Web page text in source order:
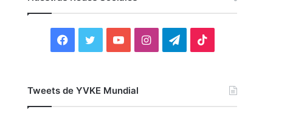
F
c
i
Y
u
I
T
Tweets de YVKE Mundial